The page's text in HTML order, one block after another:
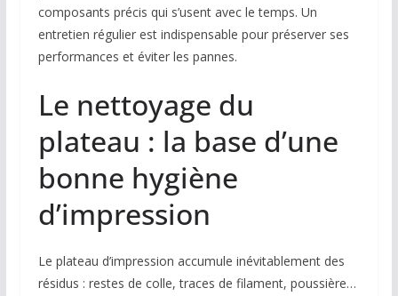
composants précis qui s’usent avec le temps. Un
entretien régulier est indispensable pour préserver ses
performances et éviter les pannes.
Le nettoyage du
plateau : la base d’une
bonne hygiène
d’impression
Le plateau d’impression accumule inévitablement des
résidus : restes de colle, traces de filament, poussière…